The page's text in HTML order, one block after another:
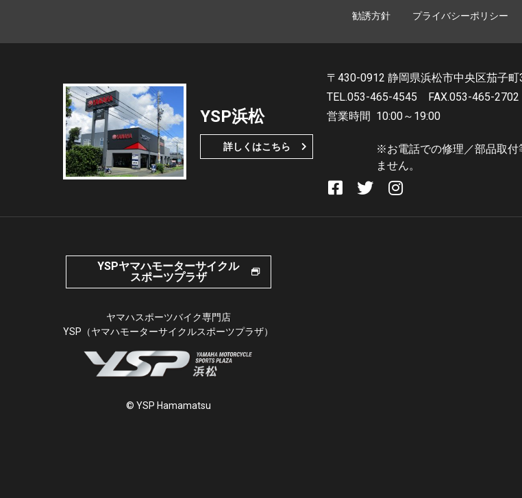
勧誘方針 プライバシーポリシー
YSP浜松
詳しくはこちら
〒430-0912 静岡県浜松市中央区茄子
TEL.053-465-4545
FAX.053-465-2702
営業時間 10:00～19:00
※お電話での修理／部品取付
ません。
YSPヤマハモーターサイクル
スポーツプラザ
ヤマハスポーツバイク専門店
YSP（ヤマハモーターサイクルスポーツプラザ）
© YSP Hamamatsu